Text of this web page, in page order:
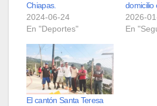
Chiapas.
2024-06-24
En "Deportes"
domicilio
2026-
En
El cantón Santa Teresa